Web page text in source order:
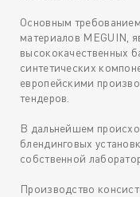
Основным
материалов MEGUIN,
высококачественных
синтетических
европейскими
тендеров.
В дальнейшем
блендинговых
собственной
Производство